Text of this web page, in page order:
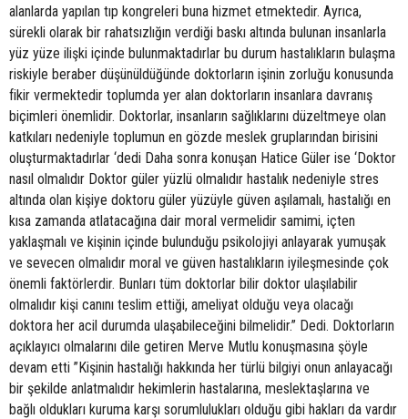
alanlarda yapılan tıp kongreleri buna hizmet etmektedir. Ayrıca,
sürekli olarak bir rahatsızlığın verdiği baskı altında bulunan insanlarla
yüz yüze ilişki içinde bulunmaktadırlar bu durum hastalıkların bulaşma
riskiyle beraber düşünüldüğünde doktorların işinin zorluğu konusunda
fikir vermektedir toplumda yer alan doktorların insanlara davranış
biçimleri önemlidir. Doktorlar, insanların sağlıklarını düzeltmeye olan
katkıları nedeniyle toplumun en gözde meslek gruplarından birisini
oluşturmaktadırlar ‘dedi Daha sonra konuşan Hatice Güler ise ‘Doktor
nasıl olmalıdır Doktor güler yüzlü olmalıdır hastalık nedeniyle stres
altında olan kişiye doktoru güler yüzüyle güven aşılamalı, hastalığı en
kısa zamanda atlatacağına dair moral vermelidir samimi, içten
yaklaşmalı ve kişinin içinde bulunduğu psikolojiyi anlayarak yumuşak
ve sevecen olmalıdır moral ve güven hastalıkların iyileşmesinde çok
önemli faktörlerdir. Bunları tüm doktorlar bilir doktor ulaşılabilir
olmalıdır kişi canını teslim ettiği, ameliyat olduğu veya olacağı
doktora her acil durumda ulaşabileceğini bilmelidir.” Dedi. Doktorların
açıklayıcı olmalarını dile getiren Merve Mutlu konuşmasına şöyle
devam etti ”Kişinin hastalığı hakkında her türlü bilgiyi onun anlayacağı
bir şekilde anlatmalıdır hekimlerin hastalarına, meslektaşlarına ve
bağlı oldukları kuruma karşı sorumlulukları olduğu gibi hakları da vardır